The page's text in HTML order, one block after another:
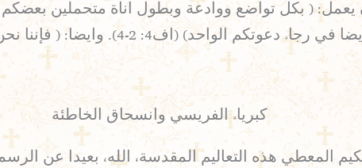
( بكل تواضع ووادعة وبطول اناة متحملين
برباط السلام. جسد واحد وروح واحد
كبرياء الفريسي وانسحاق الخاطئة
المعطي هذه التعاليم المقدسة، الله، بعيدا عن